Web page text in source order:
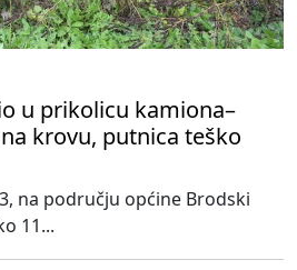
u prikolicu kamiona–
krovu, putnica teško
na području općine Brodski
11...